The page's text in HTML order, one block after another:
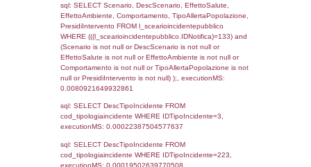
_limitrofi.DescAltro FROM
JOIN cod_territori_tipologia ON
(reg_f_territori_limitrofi.IDTipologiaTerritorio =
cod_territori_tipologia.IDTipologiaTerritorio)
(reg_f_territori_limitrofi.IDTipoTerritorio =
cod_territori_tipologia.IDTerritorioTP)
0.021383047103882